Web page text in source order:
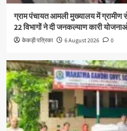
ग्राम पंचायत आमली मुख्यालय में ग्रामीण
22 विभागों ने दी जनकल्याण कारी
केकड़ी पत्रिका 6 August 2026 0